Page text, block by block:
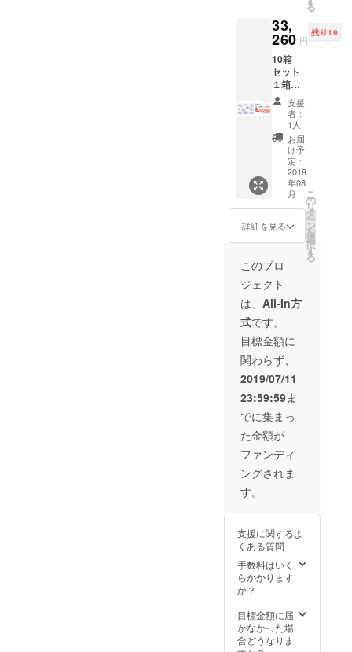
る
33,
260 円
残り19
10箱
セット
１箱：
定価
8,800円
【65%
OFF】
支援
者：
1人
お届
け予
定：
2019
年08
月
詳細を見る
こ
の
リ
タ
ー
ン
を
選
択
す
る
このプロ
ジェクト
は、 All-In方
式です。
目標金額に
関わらず、
2019/07/11
23:59:59ま
でに集まっ
た金額が
ファンディ
ングされま
す。
支援に関するよ
くある質問
手数料はいく
らかかります
か？
目標金額に届
かなかった場
合どうなりま